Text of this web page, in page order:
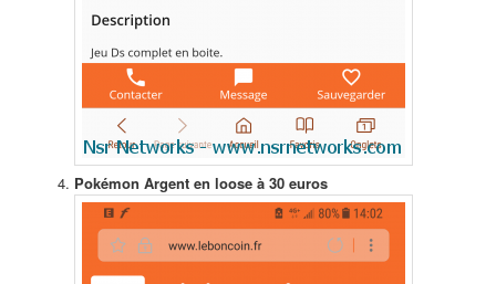
Pokémon Argent en loose à 30 euros